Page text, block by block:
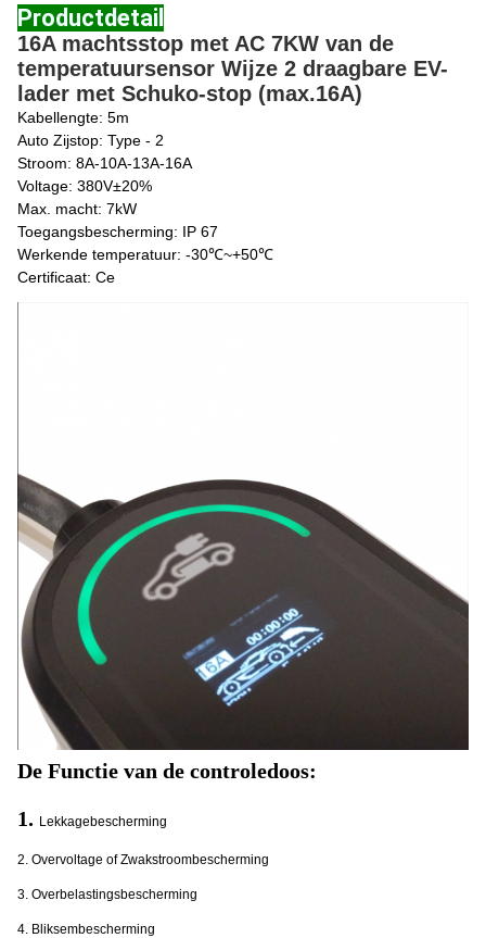
Productdetail
16A machtsstop met AC 7KW van de
temperatuursensor Wijze 2 draagbare EV-
lader met Schuko-stop (max.16A)
Kabellengte: 5m
Auto Zijstop: Type - 2
Stroom: 8A-10A-13A-16A
Voltage: 380V±20%
Max. macht: 7kW
Toegangsbescherming: IP 67
Werkende temperatuur: -30℃~+50℃
Certificaat: Ce
De Functie van de controledoos:
1. Lekkagebescherming
2. Overvoltage of Zwakstroombescherming
3. Overbelastingsbescherming
4. Bliksembescherming